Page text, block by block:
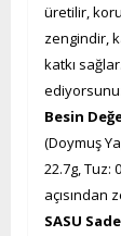
üretilir,
zengindir,
katkı
Besin
(Doymuş
22.7g, Tuz:
açısından
SASU